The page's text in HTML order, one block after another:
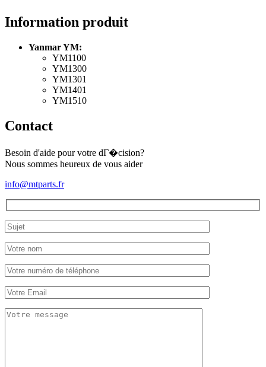
Yanmar
YM1100,
YM1301,
Information produit
Yanmar YM:
YM1100
YM1300
YM1301
YM1401
YM1510
Contact
Besoin d'aide pour votre dГ�cision?
Nous sommes heureux de vous aider
info@mtparts.fr